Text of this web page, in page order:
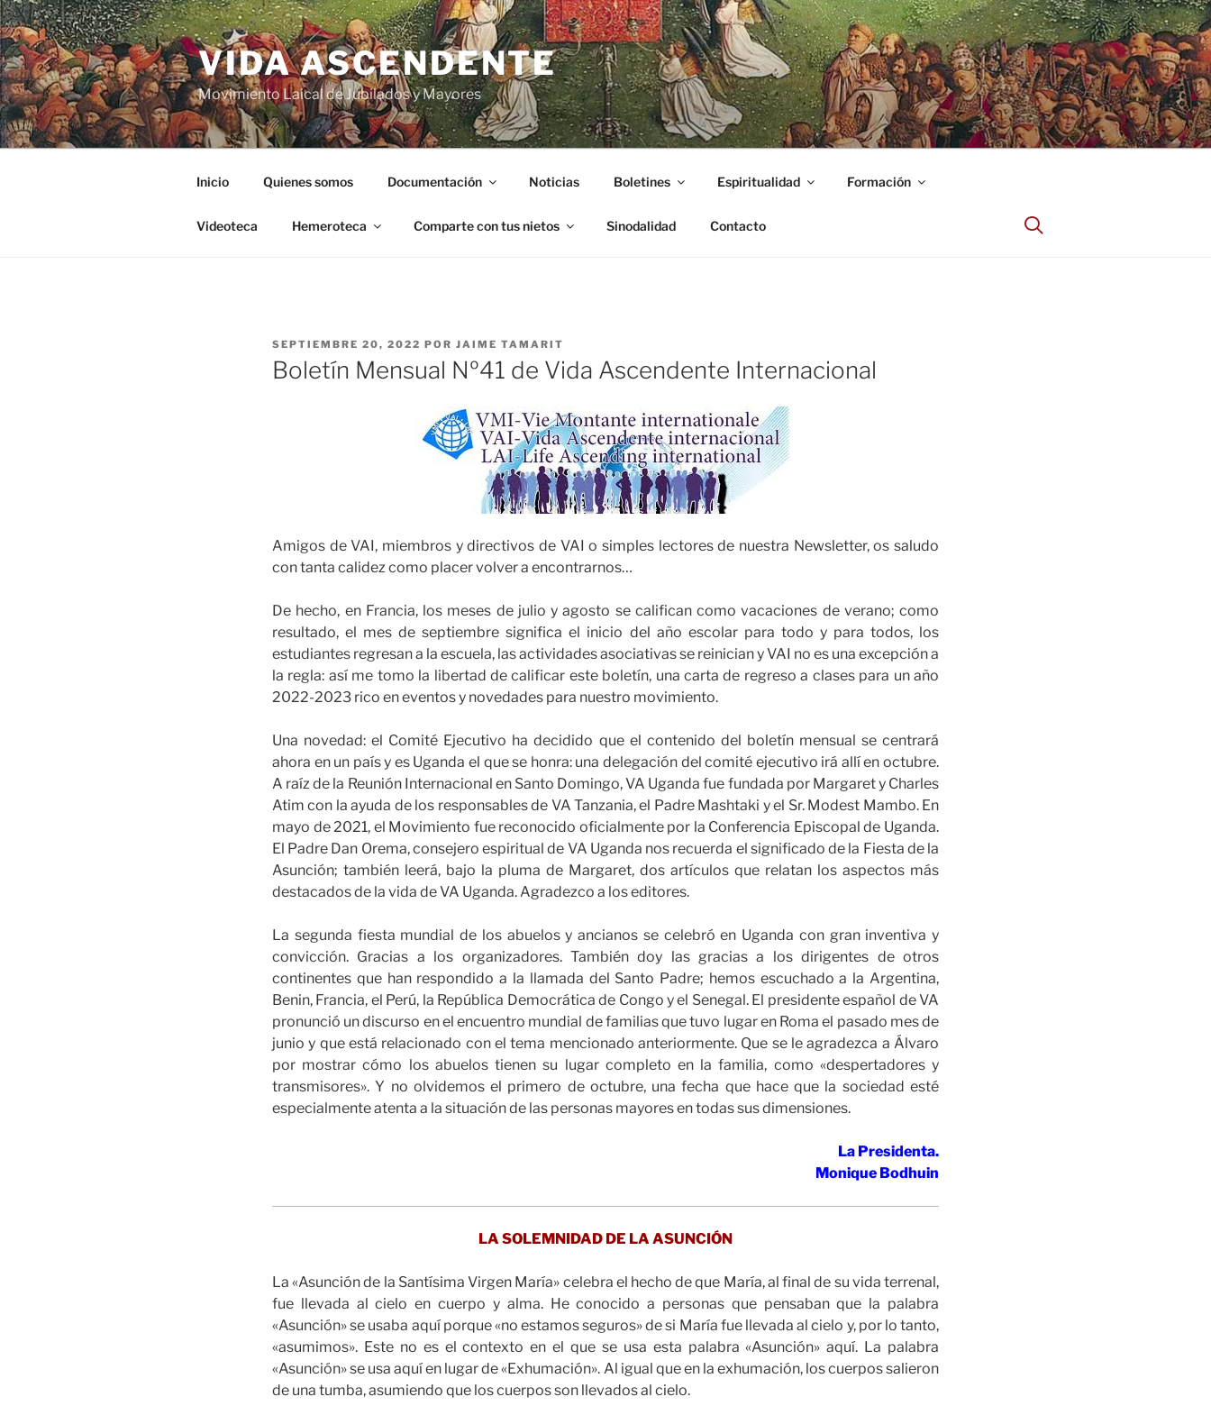
VIDA ASCENDENTE
Movimiento Laical de Jubilados y Mayores
Inicio Quienes somos Documentación Noticias Boletines Espiritualidad Formación
Videoteca Hemeroteca Comparte con tus nietos Sinodalidad Contacto
SEPTIEMBRE 20, 2022 POR JAIME TAMARIT
Boletín Mensual Nº41 de Vida Ascendente Internacional
Amigos de VAI, miembros y directivos de VAI o simples lectores de nuestra Newsletter, os saludo
con tanta calidez como placer volver a encontrarnos…
De hecho, en Francia, los meses de julio y agosto se califican como vacaciones de verano; como
resultado, el mes de septiembre significa el inicio del año escolar para todo y para todos, los
estudiantes regresan a la escuela, las actividades asociativas se reinician y VAI no es una excepción a
la regla: así me tomo la libertad de calificar este boletín, una carta de regreso a clases para un año
2022-2023 rico en eventos y novedades para nuestro movimiento.
Una novedad: el Comité Ejecutivo ha decidido que el contenido del boletín mensual se centrará
ahora en un país y es Uganda el que se honra: una delegación del comité ejecutivo irá allí en octubre.
A raíz de la Reunión Internacional en Santo Domingo, VA Uganda fue fundada por Margaret y Charles
Atim con la ayuda de los responsables de VA Tanzania, el Padre Mashtaki y el Sr. Modest Mambo. En
mayo de 2021, el Movimiento fue reconocido oficialmente por la Conferencia Episcopal de Uganda.
El Padre Dan Orema, consejero espiritual de VA Uganda nos recuerda el significado de la Fiesta de la
Asunción; también leerá, bajo la pluma de Margaret, dos artículos que relatan los aspectos más
destacados de la vida de VA Uganda. Agradezco a los editores.
La segunda fiesta mundial de los abuelos y ancianos se celebró en Uganda con gran inventiva y
convicción. Gracias a los organizadores. También doy las gracias a los dirigentes de otros
continentes que han respondido a la llamada del Santo Padre; hemos escuchado a la Argentina,
Benin, Francia, el Perú, la República Democrática de Congo y el Senegal. El presidente español de VA
pronunció un discurso en el encuentro mundial de familias que tuvo lugar en Roma el pasado mes de
junio y que está relacionado con el tema mencionado anteriormente. Que se le agradezca a Álvaro
por mostrar cómo los abuelos tienen su lugar completo en la familia, como «despertadores y
transmisores». Y no olvidemos el primero de octubre, una fecha que hace que la sociedad esté
especialmente atenta a la situación de las personas mayores en todas sus dimensiones.
La Presidenta.
Monique Bodhuin
LA SOLEMNIDAD DE LA ASUNCIÓN
La «Asunción de la Santísima Virgen María» celebra el hecho de que María, al final de su vida terrenal,
fue llevada al cielo en cuerpo y alma. He conocido a personas que pensaban que la palabra
«Asunción» se usaba aquí porque «no estamos seguros» de si María fue llevada al cielo y, por lo tanto,
«asumimos». Este no es el contexto en el que se usa esta palabra «Asunción» aquí. La palabra
«Asunción» se usa aquí en lugar de «Exhumación». Al igual que en la exhumación, los cuerpos salieron
de una tumba, asumiendo que los cuerpos son llevados al cielo.